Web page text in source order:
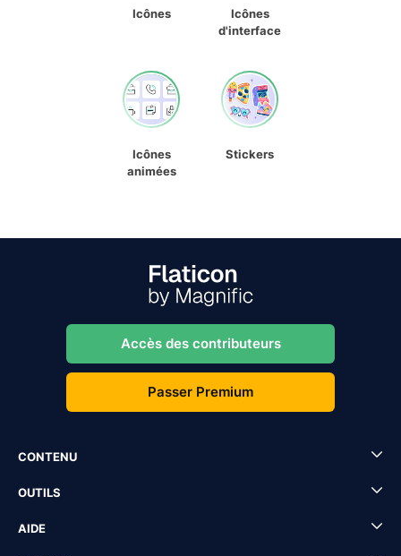
Icônes
Icônes
d'interface
Icônes
animées
Stickers
Accès des contributeurs
Passer Premium
CONTENU
OUTILS
AIDE